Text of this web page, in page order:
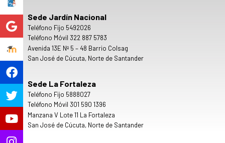
Sede Jardín Nacional
Teléfono Fijo 5492026
Teléfono Móvil 322 887 5783
Avenida 13E Nº 5 – 48 Barrio Colsag
San José de Cúcuta, Norte de Santander
Sede La Fortaleza
Teléfono Fijo 5888027
Teléfono Móvil 301 590 1396
Manzana V Lote 11 La Fortaleza
San José de Cúcuta, Norte de Santander